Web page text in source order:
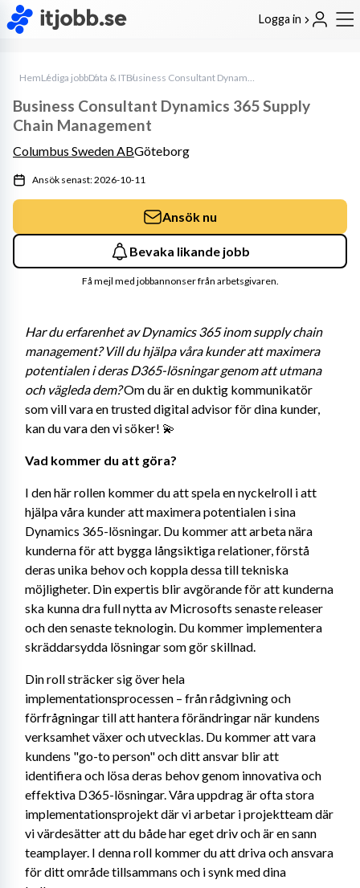
Logga in
HemLediga jobbData & IT Business Consultant Dynamics 365 Supply Chain Management
Har du erfarenhet av Dynamics 365 inom supply chain
management? Vill du hjälpa våra kunder att maximera
potentialen i deras D365-lösningar genom att utmana
och vägleda dem? Om du är en duktig kommunikatör
som vill vara en trusted digital advisor för dina kunder,
kan du vara den vi söker! 💫
Vad kommer du att göra?
I den här rollen kommer du att spela en nyckelroll i att
hjälpa våra kunder att maximera potentialen i sina
Dynamics 365-lösningar. Du kommer att arbeta nära
kunderna för att bygga långsiktiga relationer, förstå
deras unika behov och koppla dessa till tekniska
möjligheter. Din expertis blir avgörande för att kunderna
ska kunna dra full nytta av Microsofts senaste releaser
och den senaste teknologin. Du kommer implementera
skräddarsydda lösningar som gör skillnad.
Din roll sträcker sig över hela
implementationsprocessen – från rådgivning och
förfrågningar till att hantera förändringar när kundens
verksamhet växer och utvecklas. Du kommer att vara
kundens "go-to person" och ditt ansvar blir att
identifiera och lösa deras behov genom innovativa och
effektiva D365-lösningar. Våra uppdrag är ofta stora
implementationsprojekt där vi arbetar i projektteam där
vi värdesätter att du både har eget driv och är en sann
teamplayer. I denna roll kommer du att driva och ansvara
för ditt område tillsammans och i synk med dina
Business Consultant Dynamics 365 Supply
Chain Management
Columbus Sweden ABGöteborg
Ansök senast: 2026-10-11
Ansök nu
Bevaka likande jobb
Få mejl med jobbannonser från arbetsgivaren.